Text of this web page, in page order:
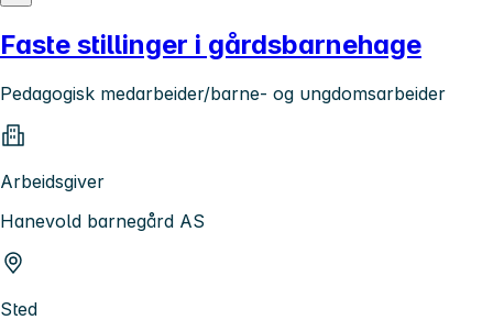
Faste stillinger i gårdsbarnehage
Pedagogisk medarbeider/barne- og ungdomsarbeider
Arbeidsgiver
Hanevold barnegård AS
Sted